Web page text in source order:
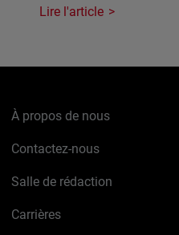
Lire l'article
À propos de nous
Contactez-nous
Salle de rédaction
Carrières